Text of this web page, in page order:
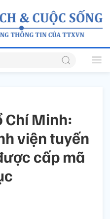
Chí Minh:
viện tuyến
cấp mã